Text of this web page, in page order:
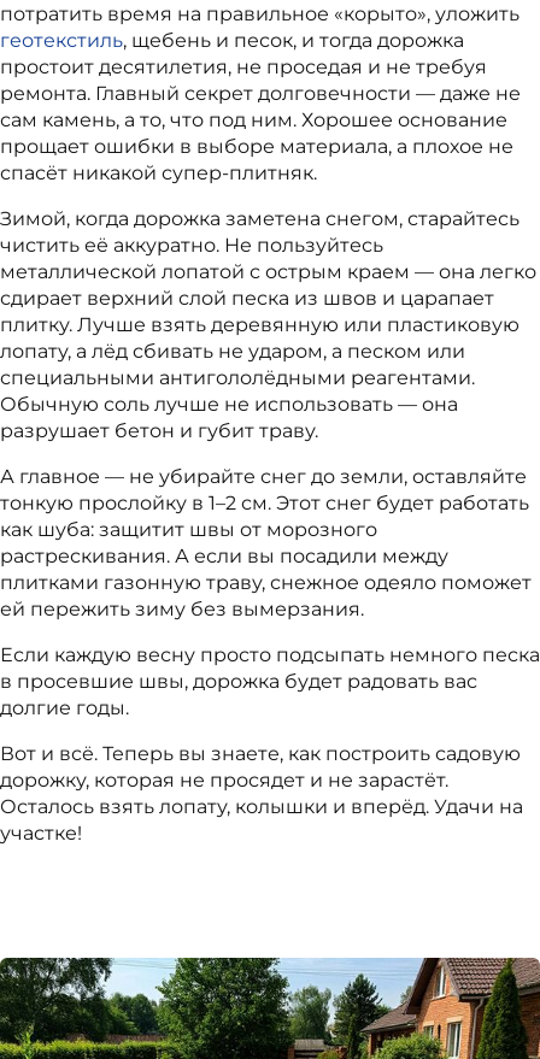
потратить время на правильное «корыто», уложить
геотекстиль, щебень и песок, и тогда дорожка
простоит десятилетия, не проседая и не требуя
ремонта. Главный секрет долговечности — даже не
сам камень, а то, что под ним. Хорошее основание
прощает ошибки в выборе материала, а плохое не
спасёт никакой супер-плитняк.
Зимой, когда дорожка заметена снегом, старайтесь
чистить её аккуратно. Не пользуйтесь
металлической лопатой с острым краем — она легко
сдирает верхний слой песка из швов и царапает
плитку. Лучше взять деревянную или пластиковую
лопату, а лёд сбивать не ударом, а песком или
специальными антигололёдными реагентами.
Обычную соль лучше не использовать — она
разрушает бетон и губит траву.
А главное — не убирайте снег до земли, оставляйте
тонкую прослойку в 1–2 см. Этот снег будет работать
как шуба: защитит швы от морозного
растрескивания. А если вы посадили между
плитками газонную траву, снежное одеяло поможет
ей пережить зиму без вымерзания.
Если каждую весну просто подсыпать немного песка
в просевшие швы, дорожка будет радовать вас
долгие годы.
Вот и всё. Теперь вы знаете, как построить садовую
дорожку, которая не просядет и не зарастёт.
Осталось взять лопату, колышки и вперёд. Удачи на
участке!